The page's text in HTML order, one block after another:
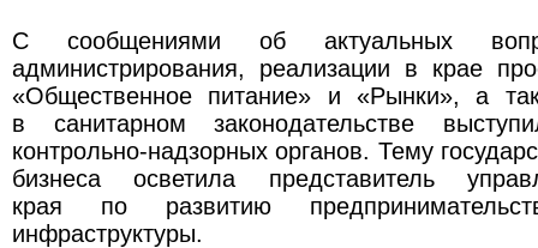
С сообщениями об актуальных
администрирования, реализации в крае
«Общественное питание» и «Рынки», а
в санитарном законодательстве
контрольно-надзорных органов. Тему
бизнеса осветила представитель
края по развитию
инфраструктуры.